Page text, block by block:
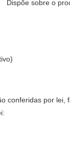
Dispõe sobre o
conferidas por